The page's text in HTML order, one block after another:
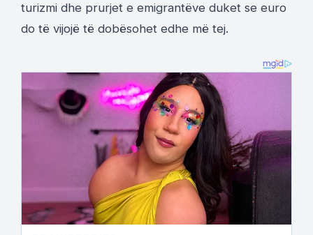
turizmi dhe prurjet e emigrantëve duket se euro
do të vijojë të dobësohet edhe më tej.